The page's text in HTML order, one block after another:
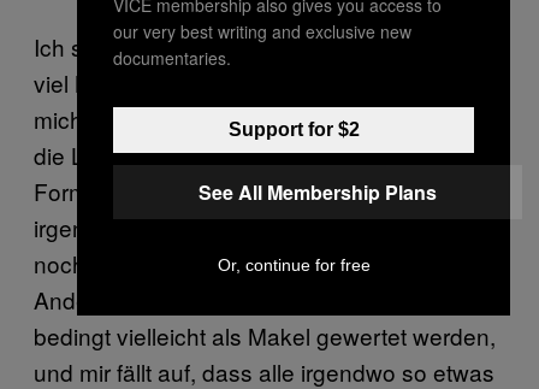
Ich schätze mich glücklich, dass ich mit so
viel Nacktheit zu tun habe. Denn das erinnert
mich daran, wie viele unterschiedliche Körper
die Leute lieben. Die Leute lieben alle
Formen. Alles ist normal. Alle haben
irgendwo Zellulite. Und auch wenn ich selbst
noch mit Perfektionismus kämpfe, sehe ich
Andere an und sehe Dinge, die kulturell
bedingt vielleicht als Makel gewertet werden,
und mir fällt auf, dass alle irgendwo so etwas
our very best writing and exclusive new
documentaries.
Support for $2
See All Membership Plans
Or, continue for free